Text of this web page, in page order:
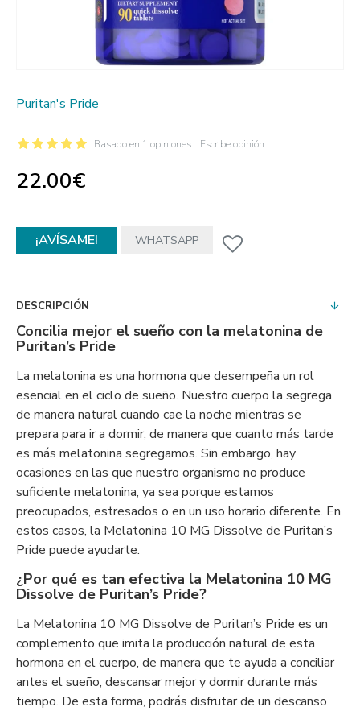
Puritan's Pride
Basado en 1 opiniones. Escribe opinión
22.00€
¡AVÍSAME! WHATSAPP
DESCRIPCIÓN
Concilia mejor el sueño con la melatonina de
Puritan’s Pride
La melatonina es una hormona que desempeña un rol
esencial en el ciclo de sueño. Nuestro cuerpo la segrega
de manera natural cuando cae la noche mientras se
prepara para ir a dormir, de manera que cuanto más tarde
es más melatonina segregamos. Sin embargo, hay
ocasiones en las que nuestro organismo no produce
suficiente melatonina, ya sea porque estamos
preocupados, estresados o en un uso horario diferente. En
estos casos, la Melatonina 10 MG Dissolve de Puritan’s
Pride puede ayudarte.
¿Por qué es tan efectiva la Melatonina 10 MG
Dissolve de Puritan’s Pride?
La Melatonina 10 MG Dissolve de Puritan’s Pride es un
complemento que imita la producción natural de esta
hormona en el cuerpo, de manera que te ayuda a conciliar
antes el sueño, descansar mejor y dormir durante más
tiempo. De esta forma, podrás disfrutar de un descanso